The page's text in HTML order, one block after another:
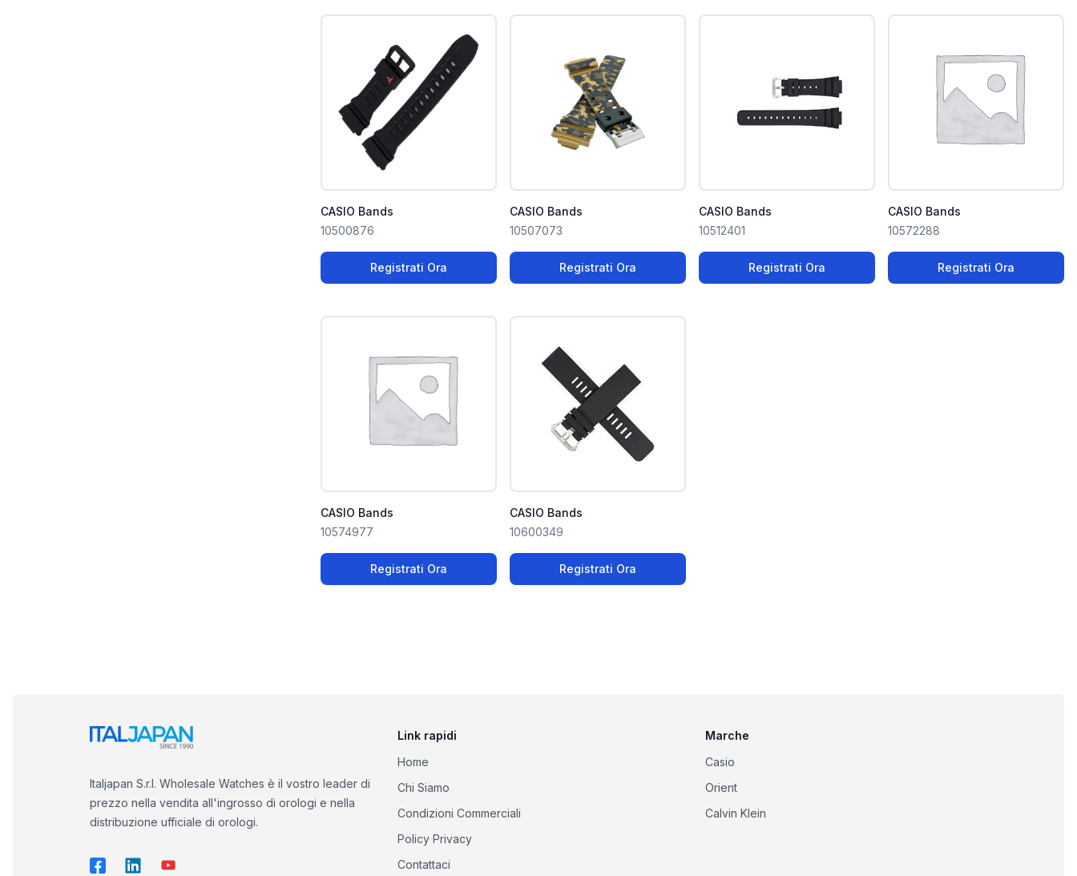
CASIO Bands
10500876
Registrati Ora
CASIO Bands
10507073
Registrati Ora
CASIO Bands
10512401
Registrati Ora
CASIO Bands
10572288
Registrati Ora
CASIO Bands
10574977
Registrati Ora
CASIO Bands
10600349
Registrati Ora
Italjapan S.r.l. Wholesale Watches è il vostro leader di
prezzo nella vendita all'ingrosso di orologi e nella
distribuzione ufficiale di orologi.
Link rapidi
Home
Chi Siamo
Condizioni Commerciali
Policy Privacy
Contattaci
Marche
Casio
Orient
Calvin Klein